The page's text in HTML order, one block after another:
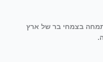
בצמחי בר של ארץ